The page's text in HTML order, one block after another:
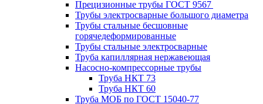
Прецизионные трубы ГОСТ 9567
Трубы электросварные большого диаметра
Трубы стальные бесшовные
горячедеформированные
Трубы стальные электросварные
Труба капиллярная нержавеющая
Насосно-компрессорные трубы
Труба НКТ 73
Труба НКТ 60
Труба МОБ по ГОСТ 15040-77